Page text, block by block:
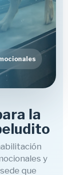
la
y
que